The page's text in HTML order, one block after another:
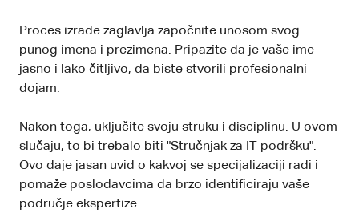
Proces izrade zaglavlja započnite unosom svog
punog imena i prezimena. Pripazite da je vaše ime
jasno i lako čitljivo, da biste stvorili profesionalni
dojam.
Nakon toga, uključite svoju struku i disciplinu. U ovom
slučaju, to bi trebalo biti "Stručnjak za IT podršku".
Ovo daje jasan uvid o kakvoj se specijalizaciji radi i
pomaže poslodavcima da brzo identificiraju vaše
područje ekspertize.